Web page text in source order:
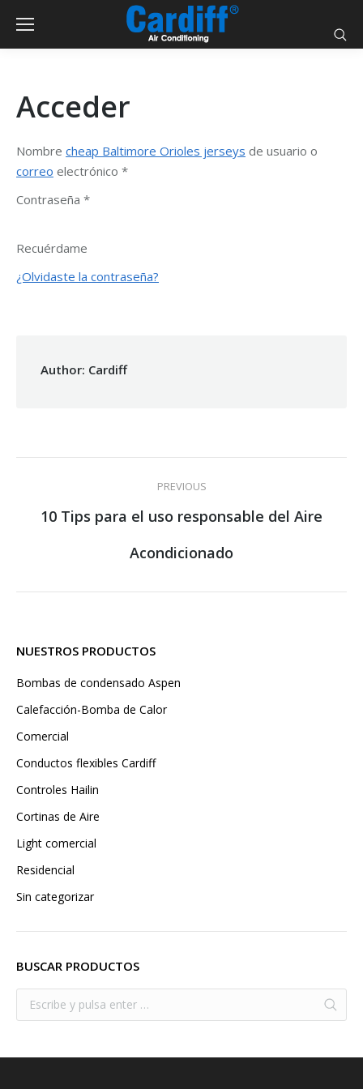
Acceder
Nombre cheap Baltimore Orioles jerseys de usuario o
correo electrónico *
Contraseña *
Recuérdame
¿Olvidaste la contraseña?
Author: Cardiff
navigation
PREVIOUS
post:
10 Tips para el uso responsable del Aire
Acondicionado
NUESTROS PRODUCTOS
Bombas de condensado Aspen
Calefacción-Bomba de Calor
Comercial
Conductos flexibles Cardiff
Controles Hailin
Cortinas de Aire
Light comercial
Residencial
Sin categorizar
BUSCAR PRODUCTOS